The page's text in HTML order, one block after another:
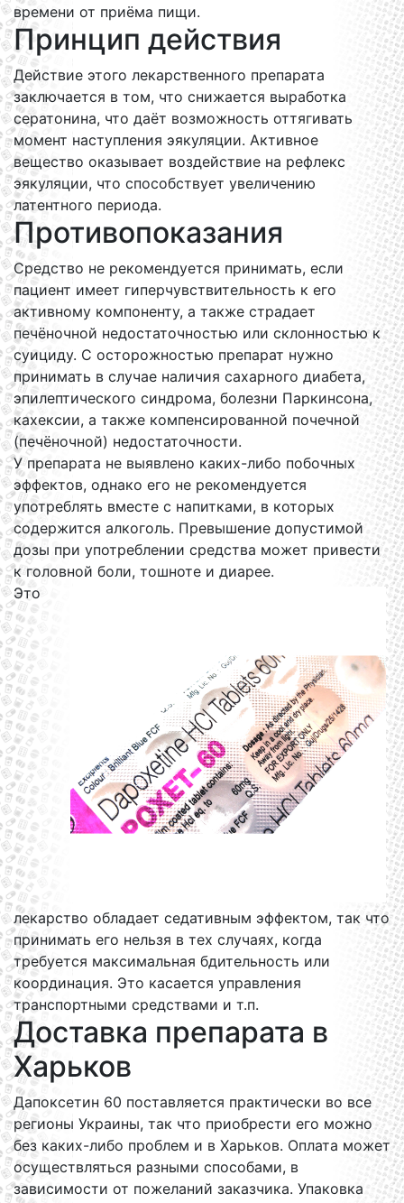
времени от приёма пищи.
Принцип действия
Действие этого лекарственного препарата
заключается в том, что снижается выработка
сератонина, что даёт возможность оттягивать
момент наступления эякуляции. Активное
вещество оказывает воздействие на рефлекс
эякуляции, что способствует увеличению
латентного периода.
Противопоказания
Средство не рекомендуется принимать, если
пациент имеет гиперчувствительность к его
активному компоненту, а также страдает
печёночной недостаточностью или склонностью к
суициду. С осторожностью препарат нужно
принимать в случае наличия сахарного диабета,
эпилептического синдрома, болезни Паркинсона,
кахексии, а также компенсированной почечной
(печёночной) недостаточности.
У препарата не выявлено каких-либо побочных
эффектов, однако его не рекомендуется
употреблять вместе с напитками, в которых
содержится алкоголь. Превышение допустимой
дозы при употреблении средства может привести
к головной боли, тошноте и диарее.
Это
лекарство обладает седативным эффектом, так что
принимать его нельзя в тех случаях, когда
требуется максимальная бдительность или
координация. Это касается управления
транспортными средствами и т.п.
Доставка препарата в
Харьков
Дапоксетин 60 поставляется практически во все
регионы Украины, так что приобрести его можно
без каких-либо проблем и в Харьков. Оплата может
осуществляться разными способами, в
зависимости от пожеланий заказчика. Упаковка